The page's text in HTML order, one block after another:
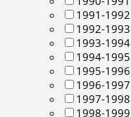
1991-1992
1992-1993
1993-1994
1994-1995
1995-1996
1996-1997
1997-1998
1998-1999